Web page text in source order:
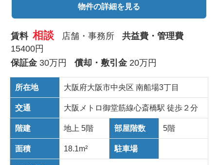
物件の詳細を見る
賃料 相談 店舗・事務所
共益費・管理費
15400円
保証金 30万円 償却・敷引金 20万円
所在地 大阪府大阪市中央区 南船場3丁目
交通 大阪メトロ御堂筋線心斎橋駅 徒歩２分
階建 地上 5階 部屋階数 5階
面積 18.1m² 駐車場